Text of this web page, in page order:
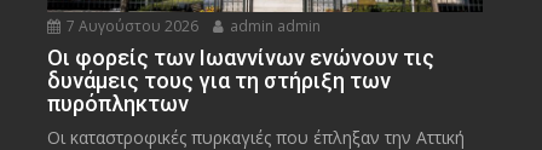
7 Αυγούστου 2026 admin admin
Οι φορείς των Ιωαννίνων ενώνουν τις
δυνάμεις τους για τη στήριξη των
πυρόπληκτων
Οι καταστροφικές πυρκαγιές που έπληξαν την Αττική